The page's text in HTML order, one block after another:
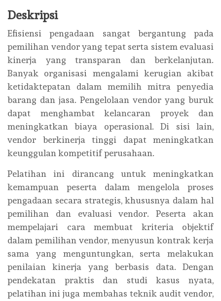
Deskripsi
Efisiensi pengadaan sangat bergantung pada
pemilihan vendor yang tepat serta sistem evaluasi
kinerja yang transparan dan berkelanjutan.
Banyak organisasi mengalami kerugian akibat
ketidaktepatan dalam memilih mitra penyedia
barang dan jasa. Pengelolaan vendor yang buruk
dapat menghambat kelancaran proyek dan
meningkatkan biaya operasional. Di sisi lain,
vendor berkinerja tinggi dapat meningkatkan
keunggulan kompetitif perusahaan.
Pelatihan ini dirancang untuk meningkatkan
kemampuan peserta dalam mengelola proses
pengadaan secara strategis, khususnya dalam hal
pemilihan dan evaluasi vendor. Peserta akan
mempelajari cara membuat kriteria objektif
dalam pemilihan vendor, menyusun kontrak kerja
sama yang menguntungkan, serta melakukan
penilaian kinerja yang berbasis data. Dengan
pendekatan praktis dan studi kasus nyata,
pelatihan ini juga membahas teknik audit vendor,